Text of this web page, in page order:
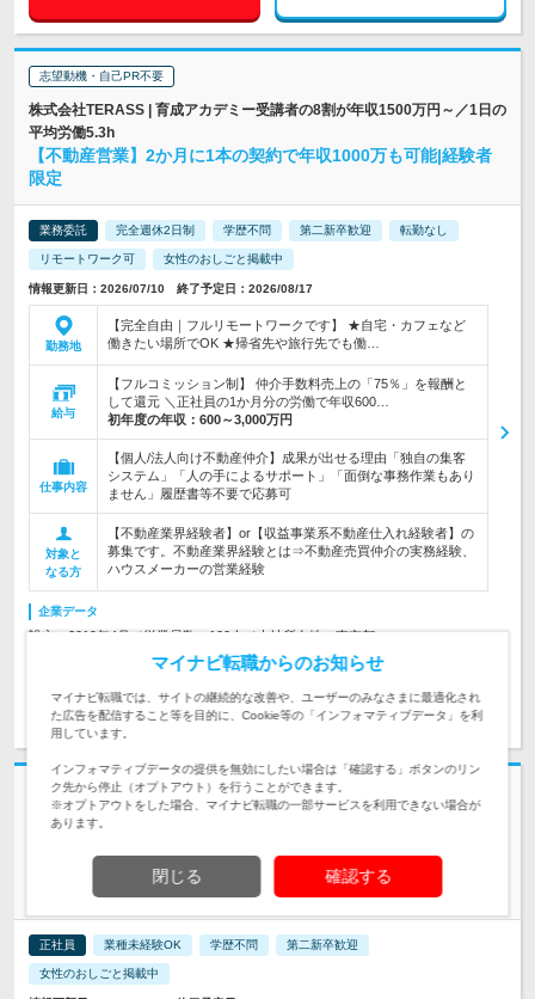
志望動機・自己PR不要
株式会社TERASS | 育成アカデミー受講者の8割が年収1500万円～／1日の
平均労働5.3h
【不動産営業】2か月に1本の契約で年収1000万も可能|経験者
限定
業務委託 完全週休2日制 学歴不問 第二新卒歓迎 転勤なし
リモートワーク可 女性のおしごと掲載中
情報更新日：2026/07/10 終了予定日：2026/08/17
勤務地
【完全自由｜フルリモートワークです】 ★自宅・カフェなど
働きたい場所でOK ★帰省先や旅行先でも働…
給与
【フルコミッション制】 仲介手数料売上の「75％」を報酬と
して還元 ＼正社員の1か月分の労働で年収600…
初年度の年収： 600～3,000万円
仕事内容
【個人/法人向け不動産仲介】成果が出せる理由「独自の集客
システム」「人の手によるサポート」「面倒な事務作業もあり
ません」履歴書等不要で応募可
対象と
なる方
【不動産業界経験者】or【収益事業系不動産仕入れ経験者】の
募集です。不動産業界経験とは⇒不動産売買仲介の実務経験、
ハウスメーカーの営業経験
企業データ
設立：2019年4月／従業員数：100人／本社所在地：東京都
求人詳細を見る 気になる
志望動機・自己PR不要
株式会社かんでんCSフォーラム | 有給取得率94.7％／年間休日120日／残
【コールセンターSV（管理者）】安定基盤で叶える着実なキャ
正社員 業種未経験OK 学歴不問 第二新卒歓迎
女性のおしごと掲載中
マイナビ転職からのお知らせ
マイナビ転職では、サイトの継続的な改善や、ユーザーのみなさまに最適化され
た広告を配信すること等を目的に、Cookie等の「インフォマティブデータ」を利
用しています。
インフォマティブデータの提供を無効にしたい場合は「確認する」ボタンのリン
ク先から停止（オプトアウト）を行うことができます。
※オプトアウトをした場合、マイナビ転職の一部サービスを利用できない場合が
あります。
閉じる 確認する